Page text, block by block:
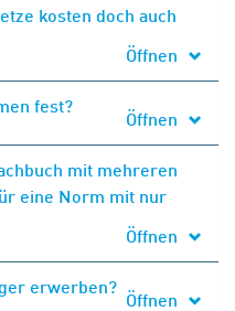
kosten doch auch
Öffnen
fest?
Öffnen
mit mehreren
eine Norm mit nur
Öffnen
erwerben?
Öffnen